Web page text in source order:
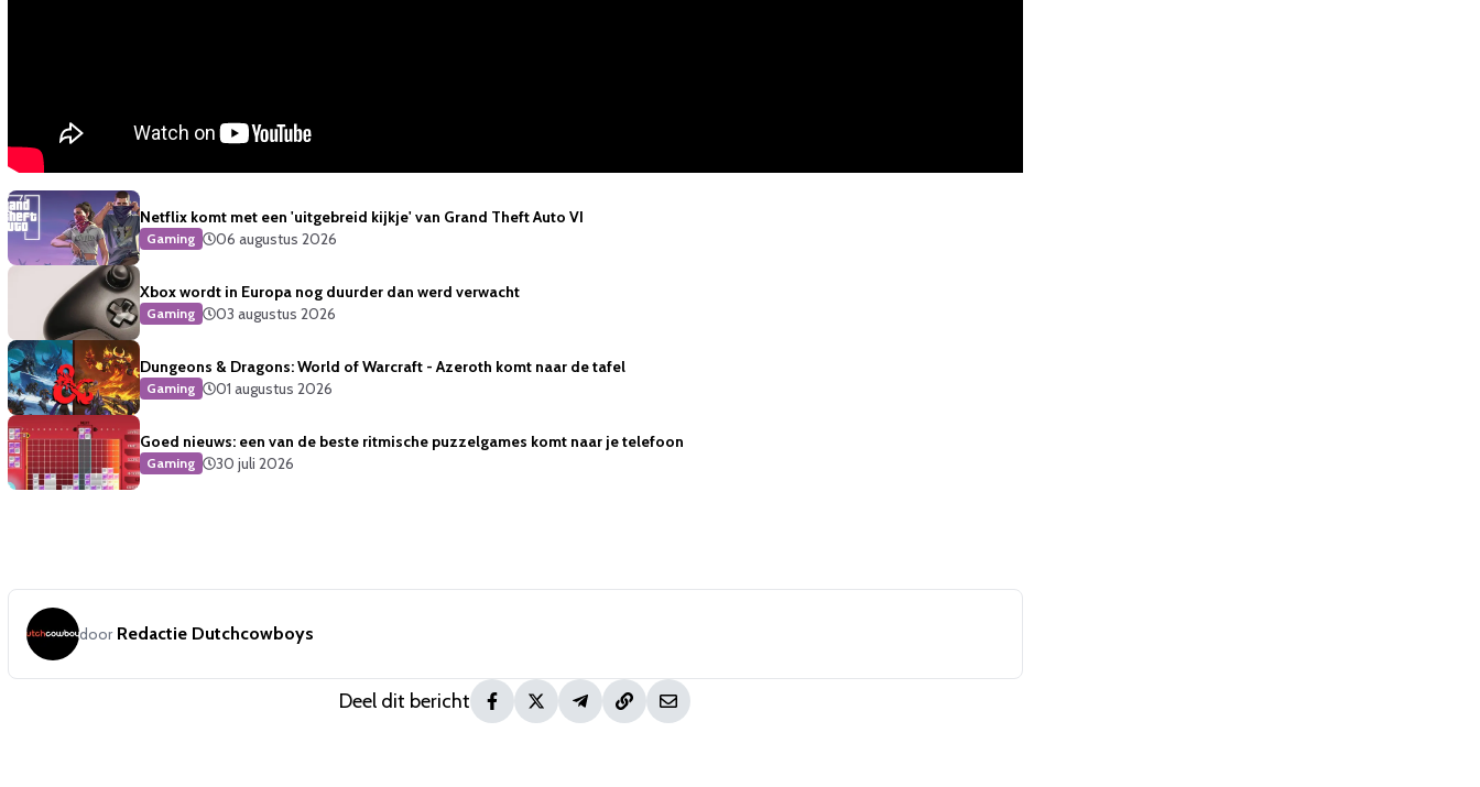
Netflix komt met een 'uitgebreid kijkje' van Grand Theft Auto VI
Gaming 06 augustus 2026
Xbox wordt in Europa nog duurder dan werd verwacht
Gaming 03 augustus 2026
Dungeons & Dragons: World of Warcraft - Azeroth komt naar de tafel
Gaming 01 augustus 2026
Goed nieuws: een van de beste ritmische puzzelgames komt naar je telefoon
Gaming 30 juli 2026
door Redactie Dutchcowboys
Deel dit bericht